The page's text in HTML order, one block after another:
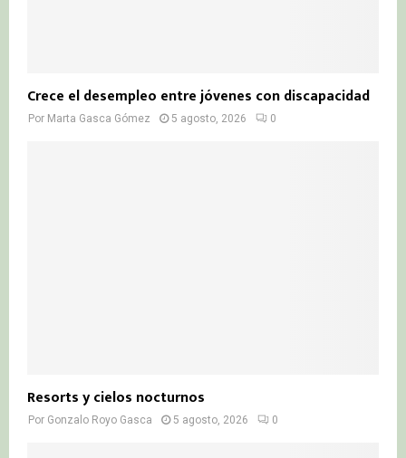
Crece el desempleo entre jóvenes con discapacidad
Por Marta Gasca Gómez 5 agosto, 2026 0
Resorts y cielos nocturnos
Por Gonzalo Royo Gasca 5 agosto, 2026 0